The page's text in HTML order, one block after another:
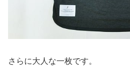
さらに大人な一枚です。